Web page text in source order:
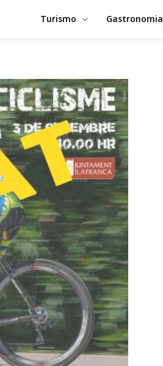
Turismo Gastronomia